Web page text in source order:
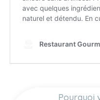
Pourquoi